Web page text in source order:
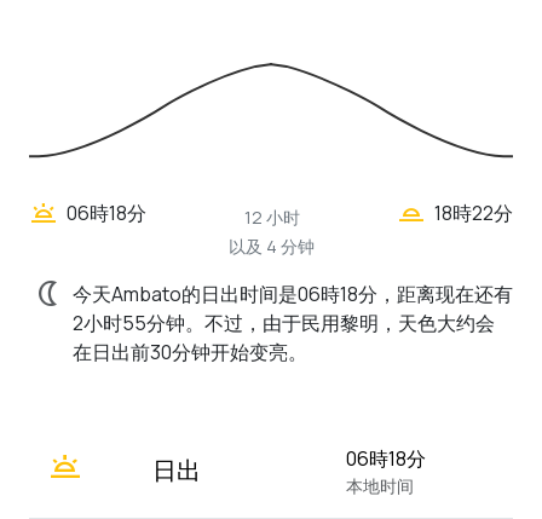
wb_twilight 06時18分
12 小时
以及 4 分钟
wb_twilight_2 18時22分
nightlight 今天Ambato的日出时间是06時18分，距离现在还有
2小时55分钟。不过，由于民用黎明，天色大约会
在日出前30分钟开始变亮。
wb_twilight 日出 06時18分
本地时间